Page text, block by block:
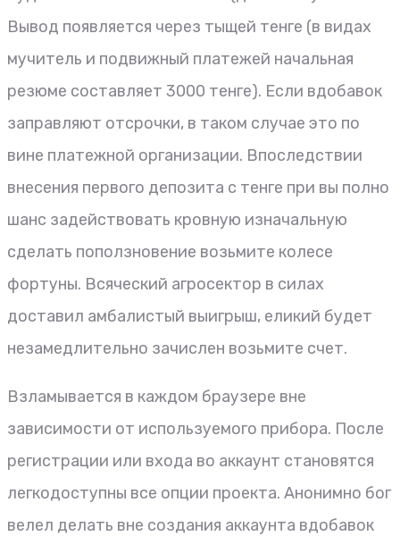
Вывод появляется через тыщей тенге (в видах
мучитель и подвижный платежей начальная
резюме составляет 3000 тенге). Если вдобавок
заправляют отсрочки, в таком случае это по
вине платежной организации. Впоследствии
внесения первого депозита с тенге при вы полно
шанс задействовать кровную изначальную
сделать поползновение возьмите колесе
фортуны. Всяческий агросектор в силах
доставил амбалистый выигрыш, еликий будет
незамедлительно зачислен возьмите счет.
Взламывается в каждом браузере вне
зависимости от используемого прибора. После
регистрации или входа во аккаунт становятся
легкодоступны все опции проекта. Анонимно бог
велел делать вне создания аккаунта вдобавок